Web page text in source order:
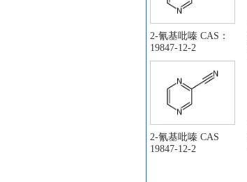
2-氰基吡嗪 CAS：
19847-12-2
2-氰基吡嗪 CAS
19847-12-2